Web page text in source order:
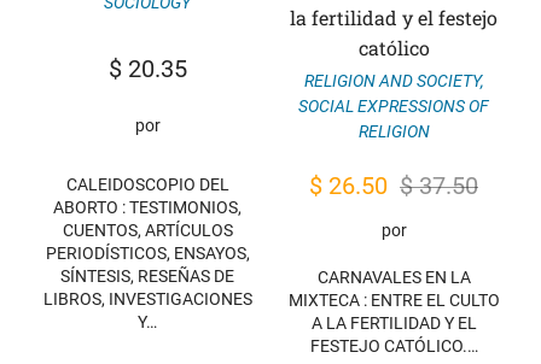
$20.35
por
CALEIDOSCOPIO DEL
ABORTO : TESTIMONIOS,
CUENTOS, ARTÍCULOS
PERIODÍSTICOS, ENSAYOS,
SÍNTESIS, RESEÑAS DE
LIBROS, INVESTIGACIONES
Y…
la fertilidad y el festejo
católico
RELIGION AND SOCIETY,
SOCIAL EXPRESSIONS OF
RELIGION
$37.50
Original
price
$ 37.50.
$ 26.50 Current
price
$ 26.50.
por
CARNAVALES EN LA
MIXTECA : ENTRE EL CULTO
A LA FERTILIDAD Y EL
FESTEJO CATÓLICO.…